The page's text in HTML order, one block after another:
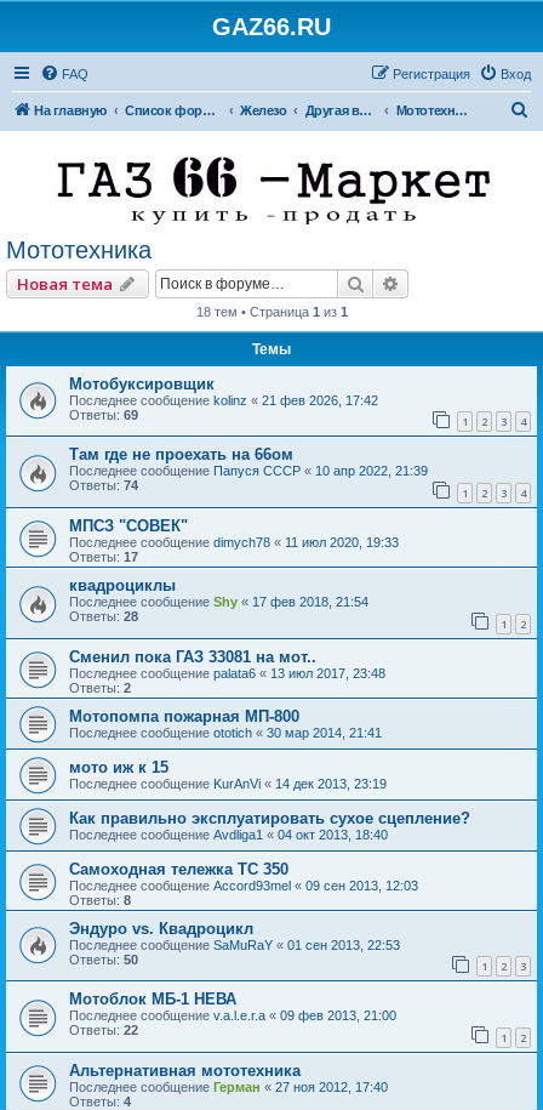
GAZ66.RU
FAQ Вход
Регистрация
На главную Список форумов Железо Другая внедорожная техника Мототехника
Мототехника
Новая тема Поиск
18 тем • Страница 1 из 1
Темы
Мотобуксировщик
Последнее сообщение kolinz « 21 фев 2026, 17:42
Ответы: 69 1 2 3 4
Там где не проехать на 66ом
Последнее сообщение Папуся СССР « 10 апр 2022, 21:39
Ответы: 74 1 2 3 4
МПСЗ "СОВЕК"
Последнее сообщение dimych78 « 11 июл 2020, 19:33
Ответы: 17
квадроциклы
Последнее сообщение Shy « 17 фев 2018, 21:54
Ответы: 28 1 2
Сменил пока ГАЗ 33081 на мот..
Последнее сообщение palata6 « 13 июл 2017, 23:48
Ответы: 2
Мотопомпа пожарная МП-800
Последнее сообщение ototich « 30 мар 2014, 21:41
мото иж к 15
Последнее сообщение KurAnVi « 14 дек 2013, 23:19
Как правильно эксплуатировать сухое сцепление?
Последнее сообщение Avdliga1 « 04 окт 2013, 18:40
Самоходная тележка ТС 350
Последнее сообщение Accord93mel « 09 сен 2013, 12:03
Ответы: 8
Эндуро vs. Квадроцикл
Последнее сообщение SaMuRaY « 01 сен 2013, 22:53
Ответы: 50 1 2 3
Мотоблок МБ-1 НЕВА
Последнее сообщение v.a.l.e.r.a « 09 фев 2013, 21:00
Ответы: 22 1 2
Альтернативная мототехника
Последнее сообщение Герман « 27 ноя 2012, 17:40
Ответы: 4